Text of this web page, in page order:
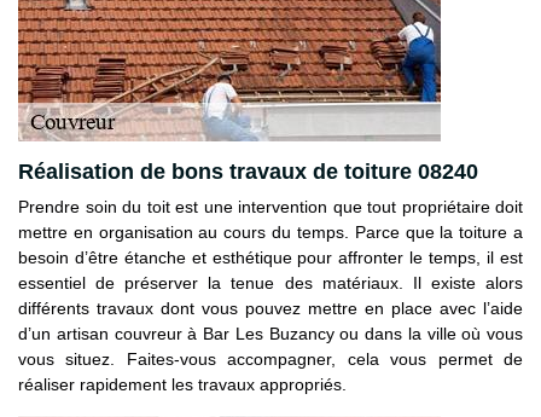
Réalisation de bons travaux de toiture 08240
Prendre soin du toit est une intervention que tout propriétaire doit
mettre en organisation au cours du temps. Parce que la toiture a
besoin d’être étanche et esthétique pour affronter le temps, il est
essentiel de préserver la tenue des matériaux. Il existe alors
différents travaux dont vous pouvez mettre en place avec l’aide
d’un artisan couvreur à Bar Les Buzancy ou dans la ville où vous
vous situez. Faites-vous accompagner, cela vous permet de
réaliser rapidement les travaux appropriés.